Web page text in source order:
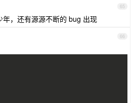
65
，还有源源不断的 bug 出现
66